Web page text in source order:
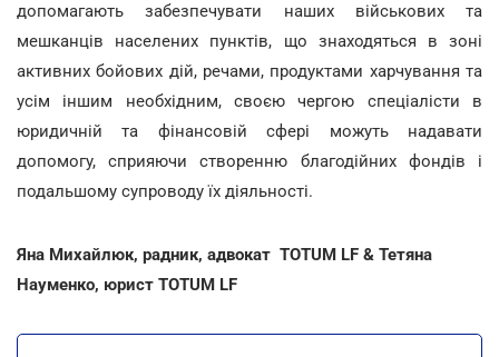
допомагають забезпечувати наших військових та
мешканців населених пунктів, що знаходяться в зоні
активних бойових дій, речами, продуктами харчування та
усім іншим необхідним, своєю чергою спеціалісти в
юридичній та фінансовій сфері можуть надавати
допомогу, сприяючи створенню благодійних фондів і
подальшому супроводу їх діяльності.
Яна Михайлюк, радник, адвокат TOTUM LF & Тетяна
Науменко, юрист TOTUM LF